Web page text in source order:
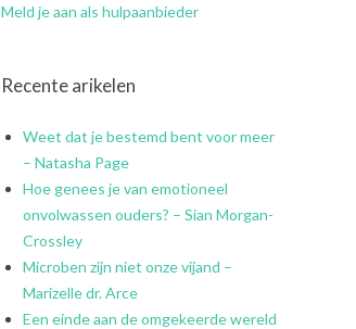
Meld je aan als hulpaanbieder
Recente arikelen
Weet dat je bestemd bent voor meer
– Natasha Page
Hoe genees je van emotioneel
onvolwassen ouders? – Sian Morgan-
Crossley
Microben zijn niet onze vijand –
Marizelle dr. Arce
Een einde aan de omgekeerde wereld